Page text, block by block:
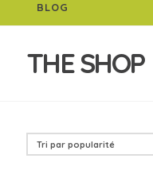
BLOG
THE SHOP